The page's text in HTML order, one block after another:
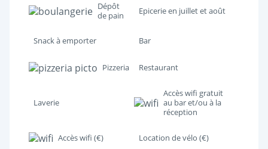
Dépôt
de pain
Epicerie en juillet et août
Snack à emporter Bar
Pizzeria Restaurant
Laverie
Accès wifi gratuit
au bar et/ou à la
réception
Accès wifi (€) Location de vélo (€)